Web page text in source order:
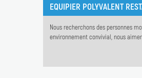
EQUIPIER POLYVALENT
Nous recherchons des personnes
environnement convivial, nous